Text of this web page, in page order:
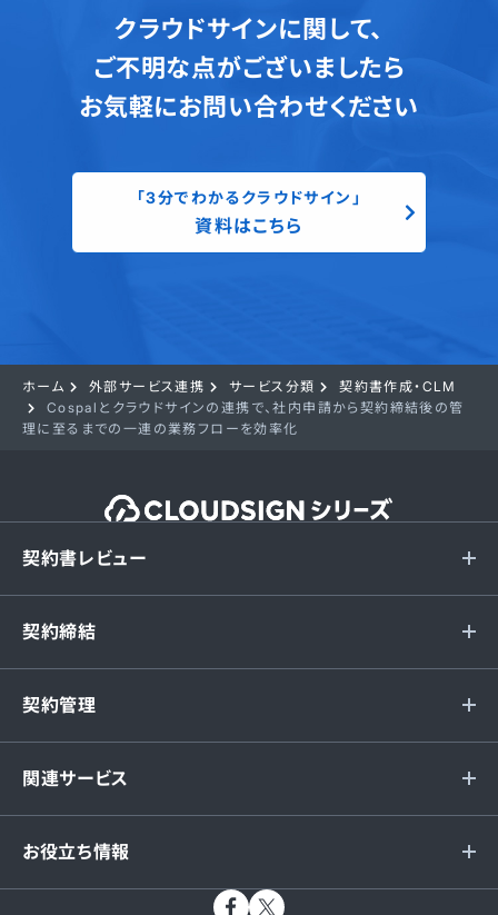
クラウドサインに関して、
ご不明な点がございましたら
お気軽にお問い合わせください
「3分でわかるクラウドサイン」
資料はこちら
ホーム 外部サービス連携 サービス分類
契約書作成・CLM
Cospalとクラウドサインの連携で、社内申請から契約締結後の管
理に至るまでの一連の業務フローを効率化
契約書レビュー
契約締結
契約管理
関連サービス
お役立ち情報